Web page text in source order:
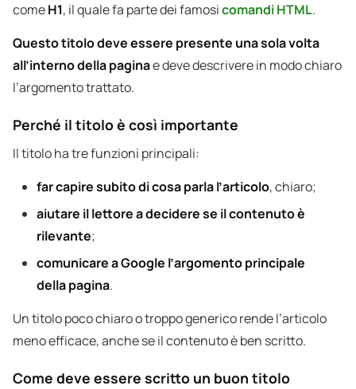
comeH1, il quale fa parte dei famosicomandi HTML.
Questo titolo deve essere presente una sola volta
all’interno della paginae deve descrivere in modo chiaro
l’argomento trattato.
Perché il titolo è così importante
Il titolo ha tre funzioni principali:
far capire subito di cosa parla l’articolo, chiaro;
aiutare il lettore a decidere se il contenuto è
rilevante;
comunicare a Google l’argomento principale
della pagina.
Un titolo poco chiaro o troppo generico rende l’articolo
meno efficace, anche se il contenuto è ben scritto.
Come deve essere scritto un buon titolo